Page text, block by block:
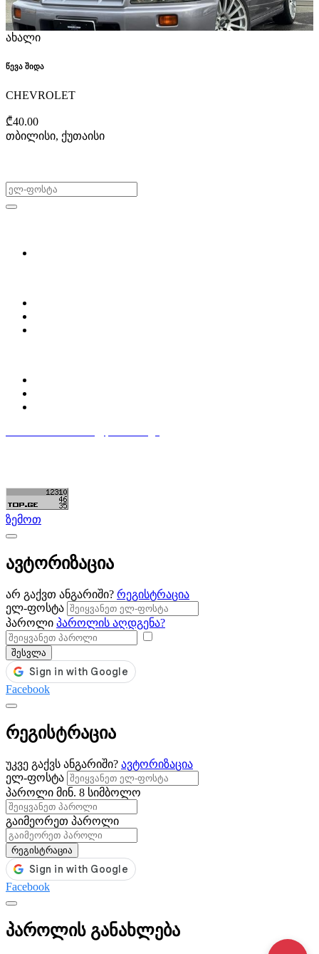
ახალი
წევა შიდა
CHEVROLET
₾40.00
თბილისი, ქუთაისი
ზემოთ
ავტორიზაცია
არ გაქვთ ანგარიში? რეგისტრაცია
ელ-ფოსტა
პაროლი პაროლის აღდგენა?
შესვლა
Facebook
რეგისტრაცია
უკვე გაქვს ანგარიში? ავტორიზაცია
ელ-ფოსტა
პაროლი მინ. 8 სიმბოლო
გაიმეორეთ პაროლი
რეგისტრაცია
Facebook
პაროლის განახლება